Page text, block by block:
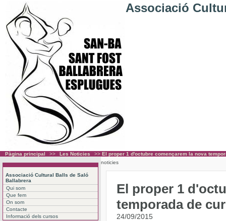
Associació
Pàgina principal >> Les Noticies >> El proper 1 d'octubre començarem la nova
Associació Cultural Balls de Saló
Ballabrera
Qui som
Que fem
On som
Contacte
Informació dels cursos
noticies
El proper 1
temporada de
24/09/2015